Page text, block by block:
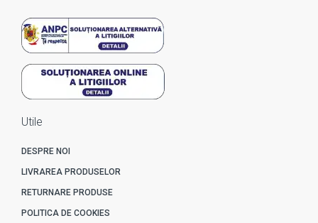
Utile
DESPRE NOI
LIVRAREA PRODUSELOR
RETURNARE PRODUSE
POLITICA DE COOKIES